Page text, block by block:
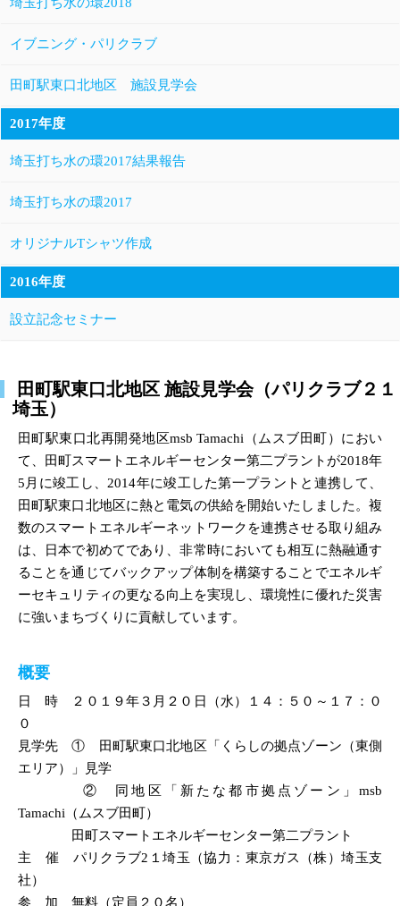
イブニング・パリクラブ
田町駅東口北地区 施設見学会
2017年度
埼玉打ち水の環2017結果報告
埼玉打ち水の環2017
オリジナルTシャツ作成
2016年度
設立記念セミナー
田町駅東口北地区 施設見学会（パリクラブ２１
埼玉）
田町駅東口北再開発地区msb Tamachi（ムスブ田町）におい
て、田町スマートエネルギーセンター第二プラントが2018年
5月に竣工し、2014年に竣工した第一プラントと連携して、
田町駅東口北地区に熱と電気の供給を開始いたしました。複
数のスマートエネルギーネットワークを連携させる取り組み
は、日本で初めてであり、非常時においても相互に熱融通す
ることを通じてバックアップ体制を構築することでエネルギ
ーセキュリティの更なる向上を実現し、環境性に優れた災害
に強いまちづくりに貢献しています。
概要
日 時 ２０１９年３月２０日（水）１４：５０～１７：０
０
見学先 ① 田町駅東口北地区「くらしの拠点ゾーン（東側
エリア）」見学
② 同地区「新たな都市拠点ゾーン」msb
Tamachi（ムスブ田町）
田町スマートエネルギーセンター第二プラント
主 催 パリクラブ2１埼玉（協力：東京ガス（株）埼玉支
社）
参 加 無料（定員２０名）